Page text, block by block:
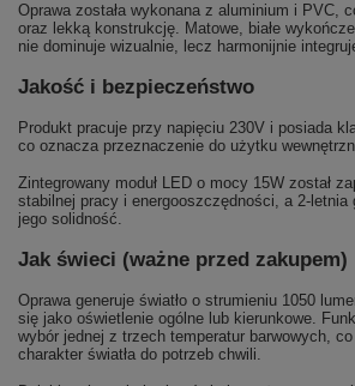
Oprawa została wykonana z aluminium i PVC,
oraz lekką konstrukcję. Matowe, białe
nie dominuje wizualnie, lecz harmonijnie
Jakość i bezpieczeństwo
Produkt pracuje przy napięciu 230V i posiada
co oznacza przeznaczenie do użytku
Zintegrowany moduł LED o mocy 15W został
stabilnej pracy i energooszczędności, a 2-letnia
jego solidność.
Jak świeci (ważne przed zakupem)
Oprawa generuje światło o strumieniu 1050
się jako oświetlenie ogólne lub kierunkowe.
wybór jednej z trzech temperatur barwowych,
charakter światła do potrzeb chwili.